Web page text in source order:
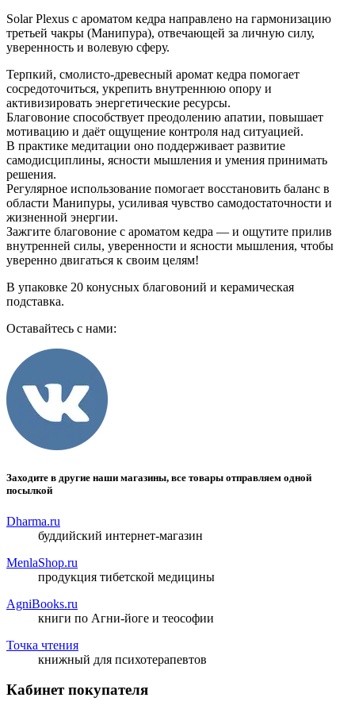
Solar Plexus с ароматом кедра направлено на гармонизацию
третьей чакры (Манипура), отвечающей за личную силу,
уверенность и волевую сферу.
Терпкий, смолисто‑древесный аромат кедра помогает
сосредоточиться, укрепить внутреннюю опору и
активизировать энергетические ресурсы.
Благовоние способствует преодолению апатии, повышает
мотивацию и даёт ощущение контроля над ситуацией.
В практике медитации оно поддерживает развитие
самодисциплины, ясности мышления и умения принимать
решения.
Регулярное использование помогает восстановить баланс в
области Манипуры, усиливая чувство самодостаточности и
жизненной энергии.
Зажгите благовоние с ароматом кедра — и ощутите прилив
внутренней силы, уверенности и ясности мышления, чтобы
уверенно двигаться к своим целям!
В упаковке 20 конусных благовоний и керамическая
подставка.
Оставайтесь с нами:
Заходите в другие наши магазины, все товары отправляем одной
посылкой
Dharma.ru
буддийский интернет-магазин
MenlaShop.ru
продукция тибетской медицины
AgniBooks.ru
книги по Агни-йоге и теософии
Точка чтения
книжный для психотерапевтов
Кабинет покупателя